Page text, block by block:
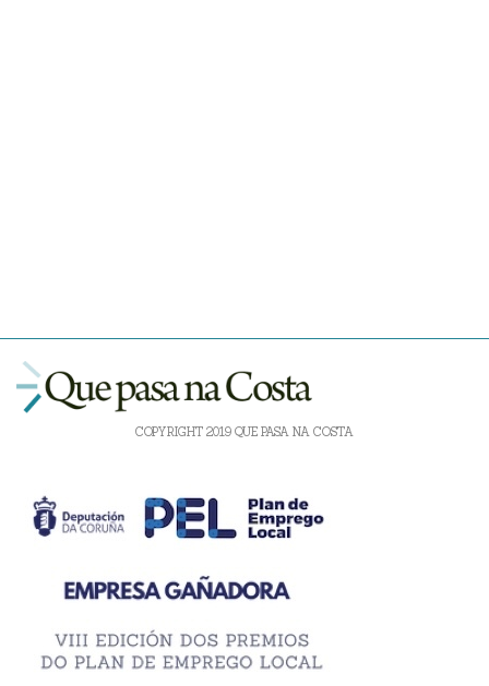
COPYRIGHT 2019 QUE PASA NA COSTA